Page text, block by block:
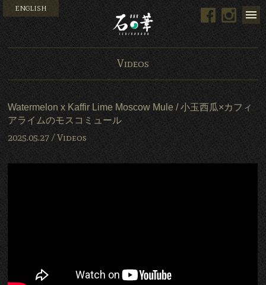
Bar 石の華 -BAR
ENGLISH Facebook
Videos
Watermelon x Kaffir Lime Moscow Mule / 小玉西瓜×カフィ
アライムのモスコミュール
2025.05.27 /Videos